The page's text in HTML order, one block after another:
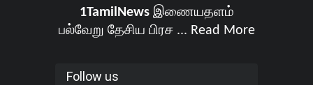
1TamilNewsஇணையதளம்
பல்வேறு தேசிய பிரச ... Read More
Follow us